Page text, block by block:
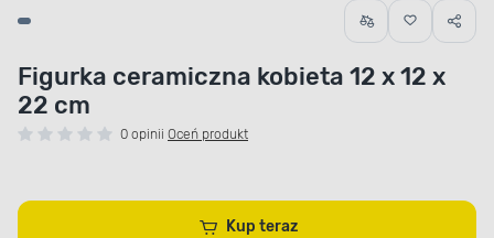
Figurka ceramiczna kobieta 12 x 12 x
22 cm
0 opinii Oceń produkt
Kup teraz